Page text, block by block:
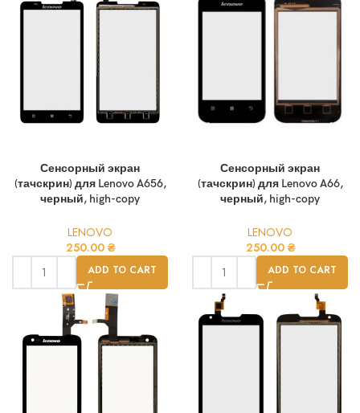
Сенсорный экран
(тачскрин) для Lenovo A656,
черный, high-copy
LENOVO
250.00 ₴
ADD TO CART
Сенсорный экран
(тачскрин) для Lenovo A66,
черный, high-copy
LENOVO
250.00 ₴
ADD TO CART